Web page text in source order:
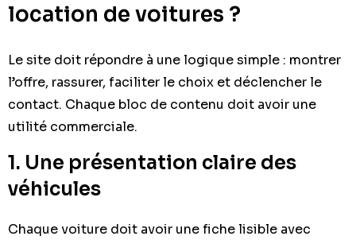
location de voitures ?
Le site doit répondre à une logique simple : montrer
l’offre, rassurer, faciliter le choix et déclencher le
contact. Chaque bloc de contenu doit avoir une
utilité commerciale.
1. Une présentation claire des
véhicules
Chaque voiture doit avoir une fiche lisible avec